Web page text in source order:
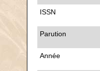
ISSN
Parution
Année